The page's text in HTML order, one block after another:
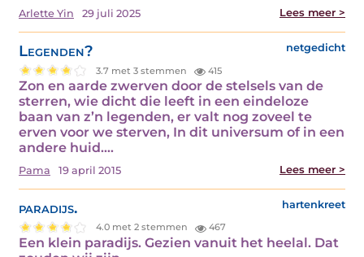
Arlette Yin 29 juli 2025 Lees meer >
Legenden? netgedicht
3.7 met 3 stemmen 415
Zon en aarde zwerven door de stelsels van de
sterren, wie dicht die leeft in een eindeloze
baan van z’n legenden, er valt nog zoveel te
erven voor we sterven, In dit universum of in een
andere huid.…
Pama 19 april 2015 Lees meer >
paradijs. hartenkreet
4.0 met 2 stemmen 467
Een klein paradijs. Gezien vanuit het heelal. Dat